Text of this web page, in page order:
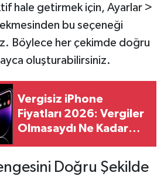
hale getirmek için, Ayarlar >
bu seçeneği
Böylece her çekimde doğru
oluşturabilirsiniz.
Vergisiz iPhone
Fiyatları 2026: Vergiler
Olmasaydı Ne Kadar
Doğru Şekilde